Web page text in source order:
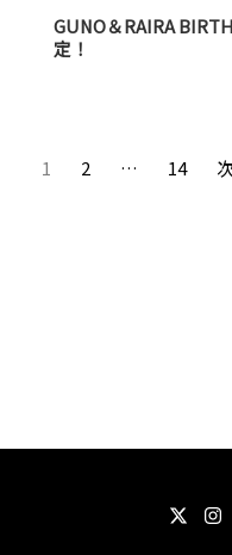
GUNO＆RAIRA
定！
1 2 … 14